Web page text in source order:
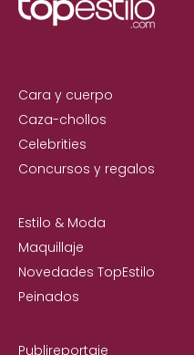
Cara y cuerpo
Caza-chollos
Celebrities
Concursos y regalos
Estilo & Moda
Maquillaje
Novedades TopEstilo
Peinados
Publireportaje